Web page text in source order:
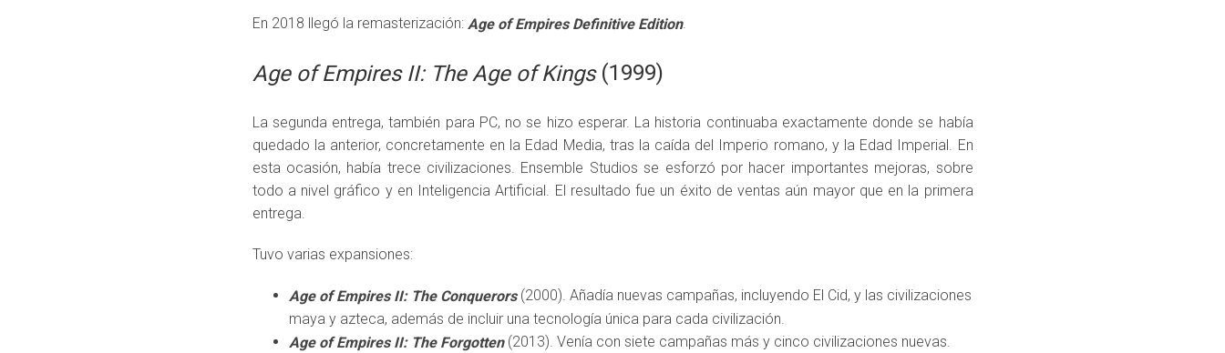
En 2018 llegó la remasterización: Age of Empires Definitive Edition.
Age of Empires II: The Age of Kings (1999)
La segunda entrega, también para PC, no se hizo esperar. La historia continuaba exactamente donde se había
quedado la anterior, concretamente en la Edad Media, tras la caída del Imperio romano, y la Edad Imperial. En
esta ocasión, había trece civilizaciones. Ensemble Studios se esforzó por hacer importantes mejoras, sobre
todo a nivel gráfico y en Inteligencia Artificial. El resultado fue un éxito de ventas aún mayor que en la primera
entrega.
Tuvo varias expansiones:
Age of Empires II: The Conquerors(2000). Añadía nuevas campañas, incluyendo El Cid, y las civilizaciones
maya y azteca, además de incluir una tecnología única para cada civilización.
Age of Empires II: The Forgotten(2013). Venía con siete campañas más y cinco civilizaciones nuevas.